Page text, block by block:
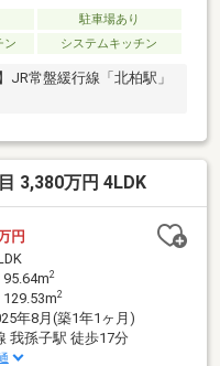
駐車場あり
ン システムキッチン
JR常盤緩行線「北柏駅」
3,380万円 4LDK
円
95.64m2
129.53m2
年8月(築1年1ヶ月)
我孫子駅 徒歩17分